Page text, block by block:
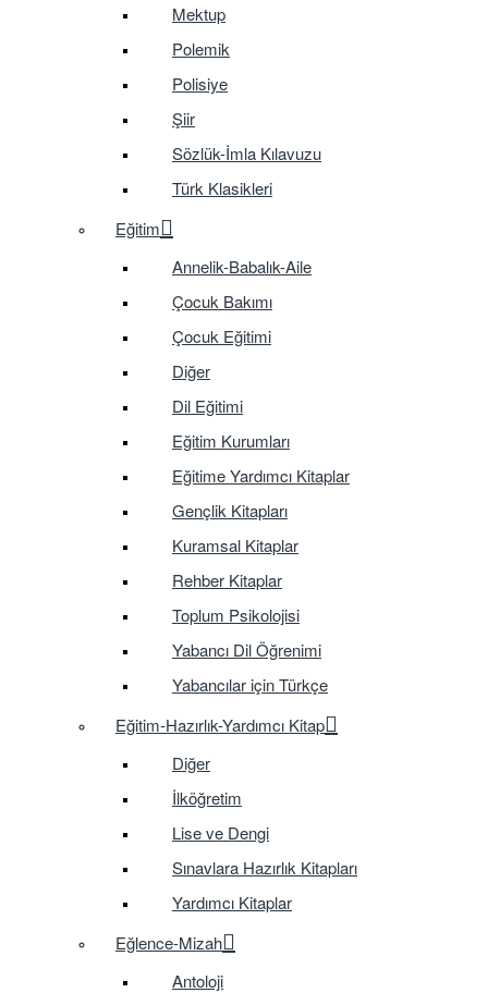
Mektup
Polemik
Polisiye
Şiir
Sözlük-İmla Kılavuzu
Türk Klasikleri
Eğitim
Annelik-Babalık-Aile
Çocuk Bakımı
Çocuk Eğitimi
Diğer
Dil Eğitimi
Eğitim Kurumları
Eğitime Yardımcı Kitaplar
Gençlik Kitapları
Kuramsal Kitaplar
Rehber Kitaplar
Toplum Psikolojisi
Yabancı Dil Öğrenimi
Yabancılar için Türkçe
Eğitim-Hazırlık-Yardımcı Kitap
Diğer
İlköğretim
Lise ve Dengi
Sınavlara Hazırlık Kitapları
Yardımcı Kitaplar
Eğlence-Mizah
Antoloji